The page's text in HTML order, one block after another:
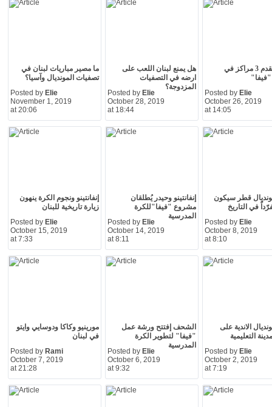
ما مصير مباريات لبنان في
تصفيات المونديال وآسيا؟
Posted by Elie
November 1, 2019
at 20:06
هل يمنع لبنان اللعب على
ارضه في التصفيات
المزدوجة؟
Posted by Elie
October 28, 2019
at 18:44
لبنان يتقدم 3 مراكز في
Posted by Elie
October 26, 2019
at 14:05
إنفانتينو ونجوم الكرة ينهون
زيارة تاريخية للبنان
Posted by Elie
October 15, 2019
at 7:33
إنفانتينو وحيدر يُطلقان
مشروع "فيفا"للكرة
المدرسية
Posted by Elie
October 14, 2019
at 8:11
قطر سيكون
في التاريخ
Posted by Elie
October 8, 2019
at 8:10
مورينيو وكاكا ودوسايي وايتو
في لبنان
Posted by Rami
October 7, 2019
at 21:28
الشحف إفتتح ورشة عمل
"فيفا" لتطوير الكرة
المدرسية
Posted by Elie
October 6, 2019
at 9:32
الاندية على
التعليمية
Posted by Elie
October 2, 2019
at 7:19